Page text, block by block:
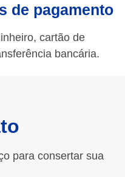
de pagamento
cartão de
bancária.
para consertar sua